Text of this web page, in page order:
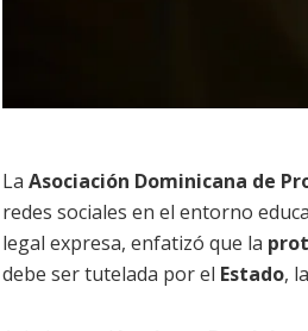
La Asociación Dominicana de
redes sociales en el entorno
legal expresa, enfatizó que la
debe ser tutelada por el Estado,